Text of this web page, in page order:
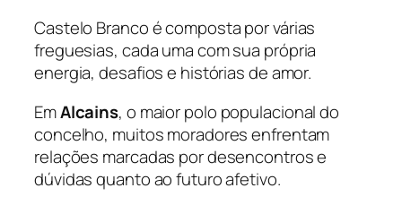
Castelo Branco é composta por várias
freguesias, cada uma com sua própria
energia, desafios e histórias de amor.
EmAlcains, o maior polo populacional do
concelho, muitos moradores enfrentam
relações marcadas por desencontros e
dúvidas quanto ao futuro afetivo.